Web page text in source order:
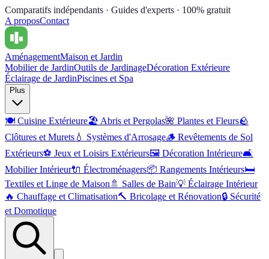
Comparatifs indépendants · Guides d'experts · 100% gratuit
A proposContact
AménagementMaison et Jardin
Mobilier de JardinOutils de JardinageDécoration Extérieure
Éclairage de JardinPiscines et Spa
Plus
🍽️ Cuisine Extérieure🏖️ Abris et Pergolas🌺 Plantes et Fleurs🪨
Clôtures et Murets 💧 Systèmes d'Arrosage🪵 Revêtements de Sol
Extérieurs⚽ Jeux et Loisirs Extérieurs🖼️ Décoration Intérieure🛋️
Mobilier Intérieur🔌 Électroménagers📦 Rangements Intérieurs🛏️
Textiles et Linge de Maison 🚿 Salles de Bain💡 Éclairage Intérieur
🔥 Chauffage et Climatisation🔨 Bricolage et Rénovation🔒 Sécurité
et Domotique